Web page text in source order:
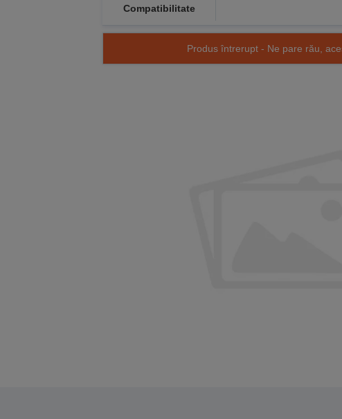
Compatibilitate
Produs întrerupt - Ne pare rău,